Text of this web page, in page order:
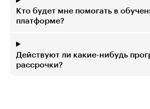
Кто будет мне помогать в
платформе?
Действуют ли какие-нибудь
рассрочки?